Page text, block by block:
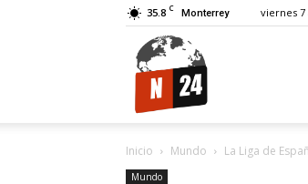
35.8 C Monterrey viernes 7
Inicio Mundo La Liga de
Mundo